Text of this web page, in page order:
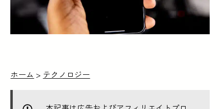
ホーム > テクノロジー